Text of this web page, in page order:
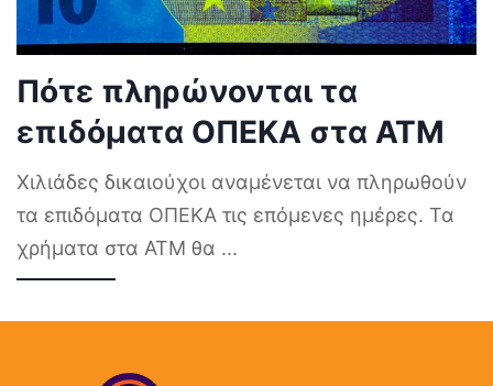
Πότε πληρώνονται τα
επιδόματα ΟΠΕΚΑ στα ΑΤΜ
Χιλιάδες δικαιούχοι αναμένεται να πληρωθούν
τα επιδόματα ΟΠΕΚΑ τις επόμενες ημέρες. Τα
χρήματα στα ΑΤΜ θα ...